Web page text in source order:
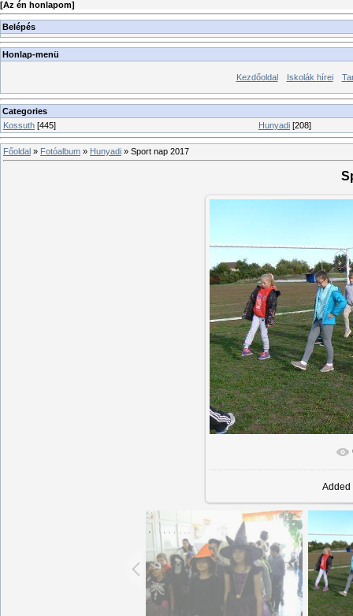
[Az én honlapom]
Belépés
Honlap-menü
Kezdőoldal Iskolák hírei
Categories
Kossuth [445] Hunyadi [208]
Főoldal » Fotóalbum » Hunyadi » Sport nap 2017
Added